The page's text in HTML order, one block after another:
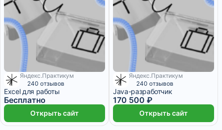
1 ₽/мес
Яндекс.Практикум
240 отзывов
Excel для работы
Бесплатно
Открыть сайт
6 960 ₽/мес
Яндекс.Практикум
240 отзывов
Java-разработчик
170 500 ₽
Открыть сайт